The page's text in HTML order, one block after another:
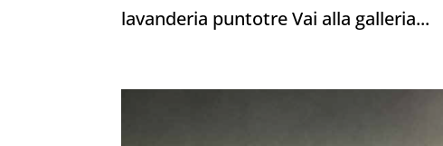
lavanderia puntotre Vai alla galleria...